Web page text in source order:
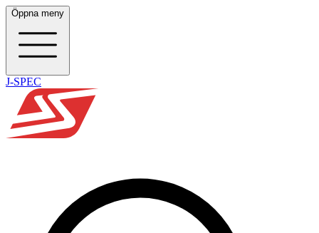
Öppna meny
J-SPEC